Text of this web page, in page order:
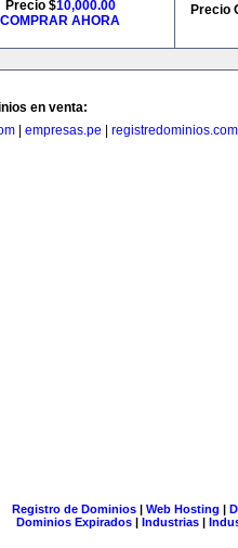
Precio $10,000.00
COMPRAR AHORA
Precio
en venta:
empresas.pe registredominios.com
Registro de Dominios| Web Hosting |
Dominios Expirados | Industrias |